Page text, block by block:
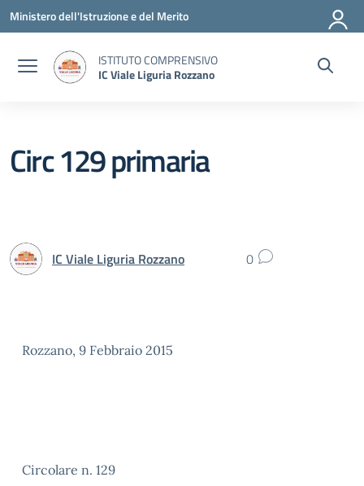
Vai ai contenuti
Vai al menu di navigazione
Vai al footer
Ministero dell'Istruzione e del Merito
ISTITUTO COMPRENSIVO
IC Viale Liguria Rozzano
Circ 129 primaria
IC Viale Liguria Rozzano 0
Rozzano, 9 Febbraio 2015
Circolare n. 129